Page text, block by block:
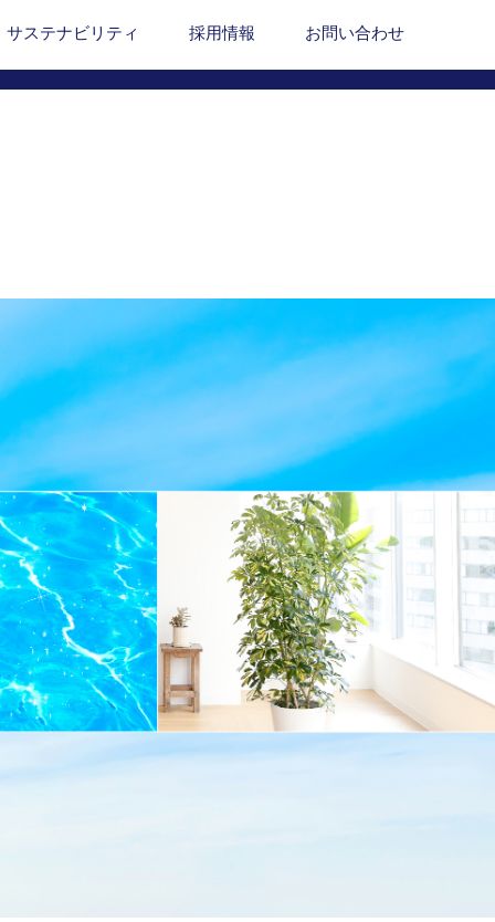
サステナビリティ 採用情報 お問い合わせ